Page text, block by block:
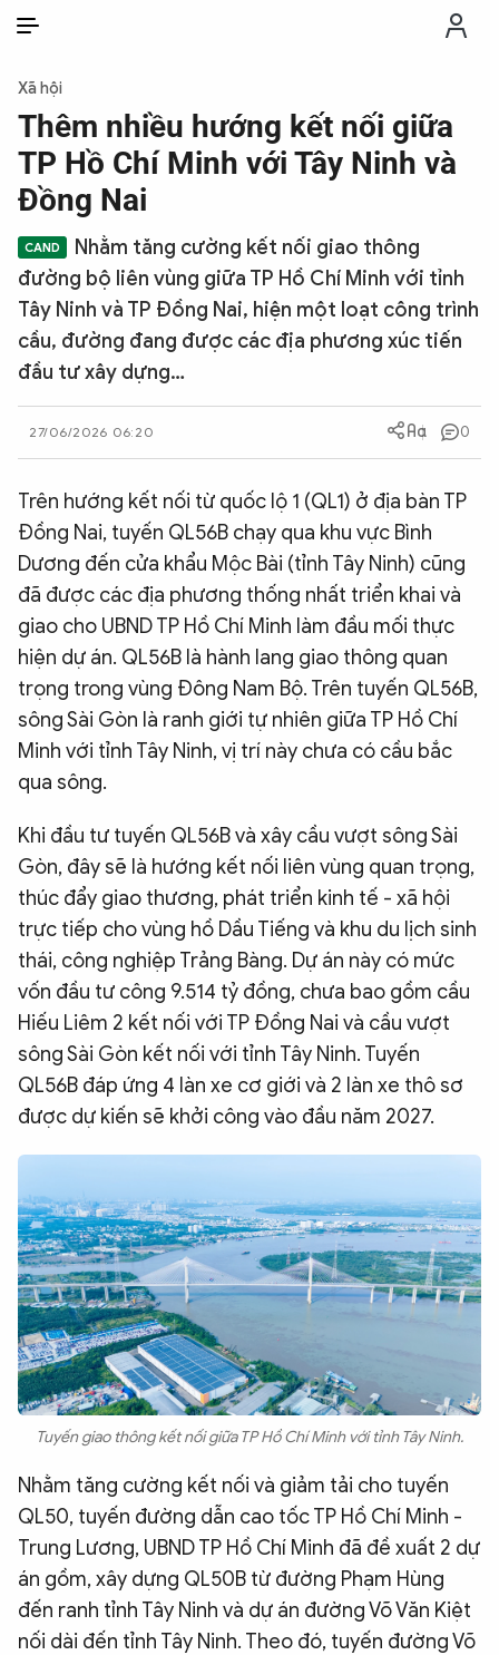
THỜI SỰ
CHỐNG DIỄN BIẾN HÒA BÌNH
CÔNG AN TRONG LÒNG DÂN
XÃ HỘI
CÔNG NGHỆ
QUỐC TẾ
VĂN HÓA - THỂ THAO
BẠN ĐỌC & CAND
ĐA PHƯƠNG TIỆN
eMagazine
Infographic
Chuyên trang An ninh thế giớiVăn nghệ Công an
Chuyên đề
Xã hội
Thêm nhiều hướng kết nối giữa
TP Hồ Chí Minh với Tây Ninh và
Đồng Nai
Nhằm tăng cường kết nối giao thông
đường bộ liên vùng giữa TP Hồ Chí Minh với tỉnh
Tây Ninh và TP Đồng Nai, hiện một loạt công trình
cầu, đường đang được các địa phương xúc tiến
đầu tư xây dựng…
27/06/2026 06:20 0
Trên hướng kết nối từ quốc lộ 1 (QL1) ở địa bàn TP
Đồng Nai, tuyến QL56B chạy qua khu vực Bình
Dương đến cửa khẩu Mộc Bài (tỉnh Tây Ninh) cũng
đã được các địa phương thống nhất triển khai và
giao cho UBND TP Hồ Chí Minh làm đầu mối thực
hiện dự án. QL56B là hành lang giao thông quan
trọng trong vùng Đông Nam Bộ. Trên tuyến QL56B,
sông Sài Gòn là ranh giới tự nhiên giữa TP Hồ Chí
Minh với tỉnh Tây Ninh, vị trí này chưa có cầu bắc
qua sông.
Khi đầu tư tuyến QL56B và xây cầu vượt sông Sài
Gòn, đây sẽ là hướng kết nối liên vùng quan trọng,
thúc đẩy giao thương, phát triển kinh tế - xã hội
trực tiếp cho vùng hồ Dầu Tiếng và khu du lịch sinh
thái, công nghiệp Trảng Bàng. Dự án này có mức
vốn đầu tư công 9.514 tỷ đồng, chưa bao gồm cầu
Hiếu Liêm 2 kết nối với TP Đồng Nai và cầu vượt
sông Sài Gòn kết nối với tỉnh Tây Ninh. Tuyến
QL56B đáp ứng 4 làn xe cơ giới và 2 làn xe thô sơ
được dự kiến sẽ khởi công vào đầu năm 2027.
Tuyến giao thông kết nối giữa TP Hồ Chí Minh với tỉnh Tây Ninh.
Nhằm tăng cường kết nối và giảm tải cho tuyến
QL50, tuyến đường dẫn cao tốc TP Hồ Chí Minh -
Trung Lương, UBND TP Hồ Chí Minh đã đề xuất 2 dự
án gồm, xây dựng QL50B từ đường Phạm Hùng
đến ranh tỉnh Tây Ninh và dự án đường Võ Văn Kiệt
nối dài đến tỉnh Tây Ninh. Theo đó, tuyến đường Võ